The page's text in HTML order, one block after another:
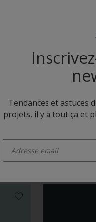
Q9.20.14
Tendances et astuces
projets, il y a tout ça et